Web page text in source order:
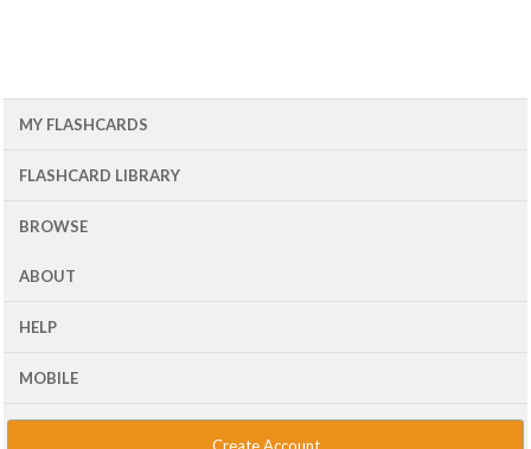
MY FLASHCARDS
FLASHCARD LIBRARY
BROWSE
ABOUT
HELP
MOBILE